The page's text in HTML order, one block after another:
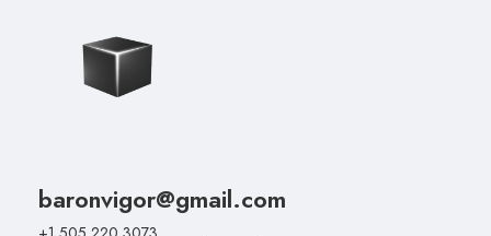
baronvigor@gmail.com